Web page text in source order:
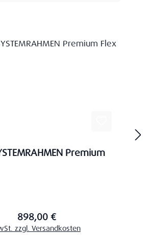
Premium
898,00 €
zzgl. Versandkosten